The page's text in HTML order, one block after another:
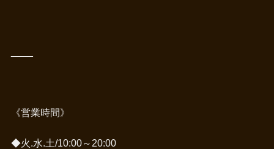
《営業時間》
◆火.水.土/10:00～20:00